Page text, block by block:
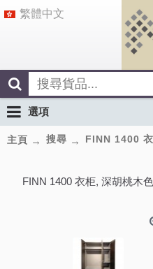
繁體中文
選項
主頁 搜尋 FINN 1400
FINN 1400 衣柜, 深胡桃木